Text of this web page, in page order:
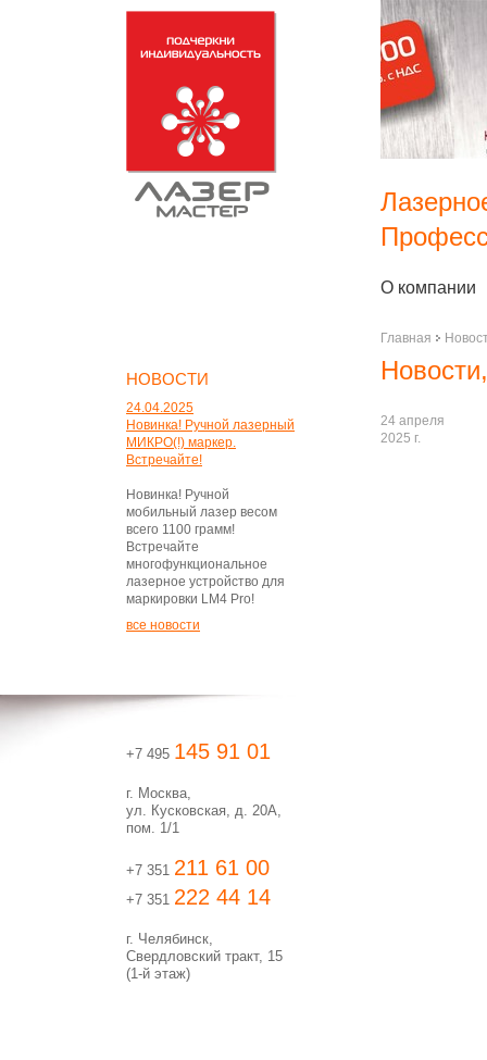
О компании
НОВОСТИ
24.04.2025
Новинка! Ручной лазерный
МИКРО(!) маркер.
Встречайте!
Новинка! Ручной
мобильный лазер весом
всего 1100 грамм!
Встречайте
многофункциональное
лазерное устройство для
маркировки LM4 Pro!
все новости
+7 495 145 91 01
г. Москва,
ул. Кусковская, д. 20А,
пом. 1/1
+7 351 211 61 00
+7 351 222 44 14
г. Челябинск,
Свердловский тракт, 15
(1-й этаж)
Главная
24 апреля
2025 г.